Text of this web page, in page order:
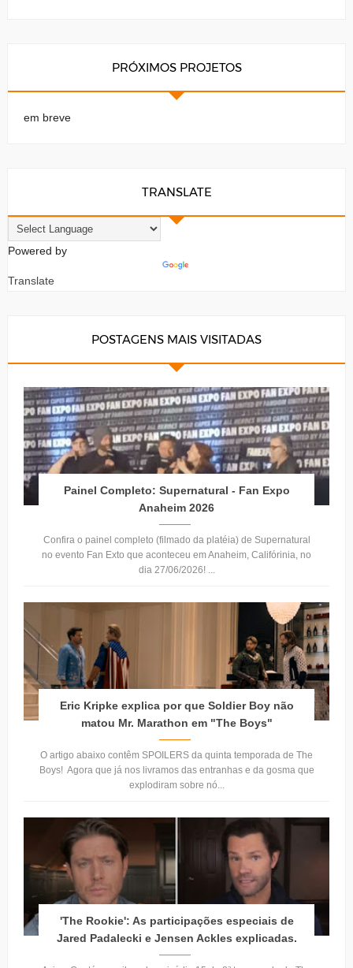
PRÓXIMOS PROJETOS
em breve
TRANSLATE
Powered by
Translate
POSTAGENS MAIS VISITADAS
Painel Completo: Supernatural - Fan Expo
Anaheim 2026
Confira o painel completo (filmado da platéia) de Supernatural
no evento Fan Exto que aconteceu em Anaheim, Califórinia, no
dia 27/06/2026! ...
Eric Kripke explica por que Soldier Boy não
matou Mr. Marathon em "The Boys"
O artigo abaixo contêm SPOILERS da quinta temporada de The
Boys! Agora que já nos livramos das entranhas e da gosma que
explodiram sobre nó...
'The Rookie': As participações especiais de
Jared Padalecki e Jensen Ackles explicadas.